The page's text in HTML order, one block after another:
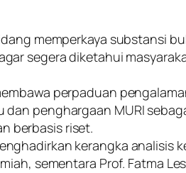
memperkaya substansi
segera diketahui
perpaduan
penghargaan MURI
berbasis riset.
kerangka
sementara Prof. Fatma